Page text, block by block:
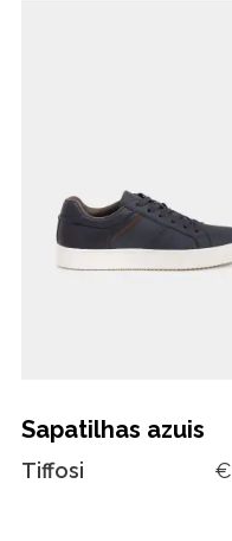
Sapatilhas azuis
Tiffosi €